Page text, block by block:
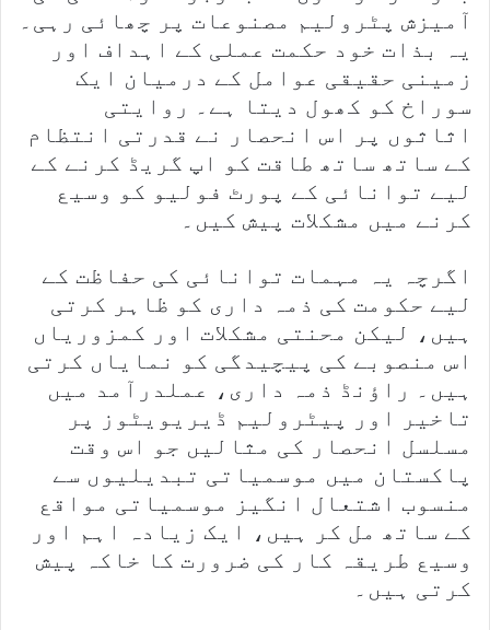
آمیزش پٹرولیم مصنوعات پر چھائی رہی۔
یہ بذات خود حکمت عملی کے اہداف اور
زمینی حقیقی عوامل کے درمیان ایک
سوراخ کو کھول دیتا ہے۔ روایتی
اثاثوں پر اس انحصار نے قدرتی انتظام
کے ساتھ ساتھ طاقت کو اپ گریڈ کرنے کے
لیے توانائی کے پورٹ فولیو کو وسیع
کرنے میں مشکلات پیش کیں۔
اگرچہ یہ مہمات توانائی کی حفاظت کے
لیے حکومت کی ذمہ داری کو ظاہر کرتی
ہیں، لیکن محنتی مشکلات اور کمزوریاں
اس منصوبے کی پیچیدگی کو نمایاں کرتی
ہیں۔ راؤنڈ ذمہ داری، عملدرآمد میں
تاخیر اور پیٹرولیم ڈیریویٹوز پر
مسلسل انحصار کی مثالیں جو اس وقت
پاکستان میں موسمیاتی تبدیلیوں سے
منسوب اشتعال انگیز موسمیاتی مواقع
کے ساتھ مل کر ہیں، ایک زیادہ اہم اور
وسیع طریقہ کار کی ضرورت کا خاکہ پیش
کرتی ہیں۔